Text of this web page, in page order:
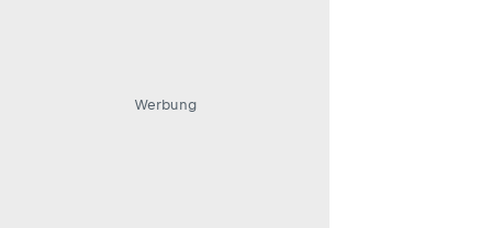
Werbung